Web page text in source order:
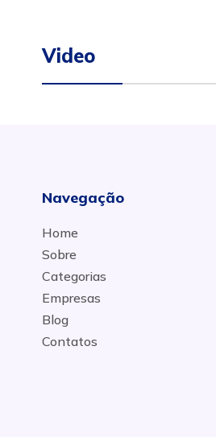
Video
Navegação
Home
Sobre
Categorias
Empresas
Blog
Contatos